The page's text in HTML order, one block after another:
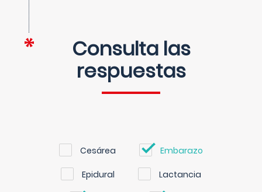
Consulta las
respuestas
Cesárea Embarazo
Epidural Lactancia